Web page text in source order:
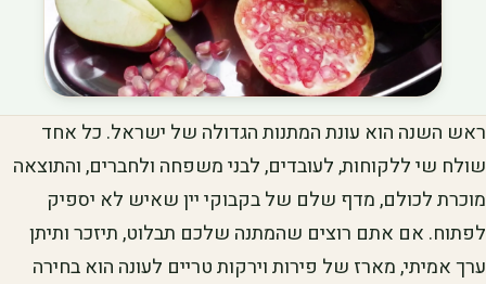
ראש השנה הוא עונת המתנות הגדולה של ישראל. כל אחד
שולח שי ללקוחות, לעובדים, לבני משפחה ולחברים, והתוצאה
מוכרת לכולם, מדף שלם של בקבוקי יין שאיש לא יספיק
לפתוח. אם אתם רוצים שהמתנה שלכם תבלוט, תיזכר ותיתן
ערך אמיתי, מארז של פירות וירקות טריים לעונה הוא בחירה